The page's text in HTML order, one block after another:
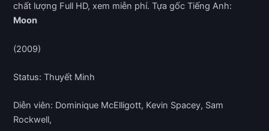
chất lượng Full HD, xem miễn phí. Tựa gốc Tiếng Anh:
Moon
(2009)
Status: Thuyết Minh
Diễn viên: Dominique McElligott, Kevin Spacey, Sam
Rockwell,